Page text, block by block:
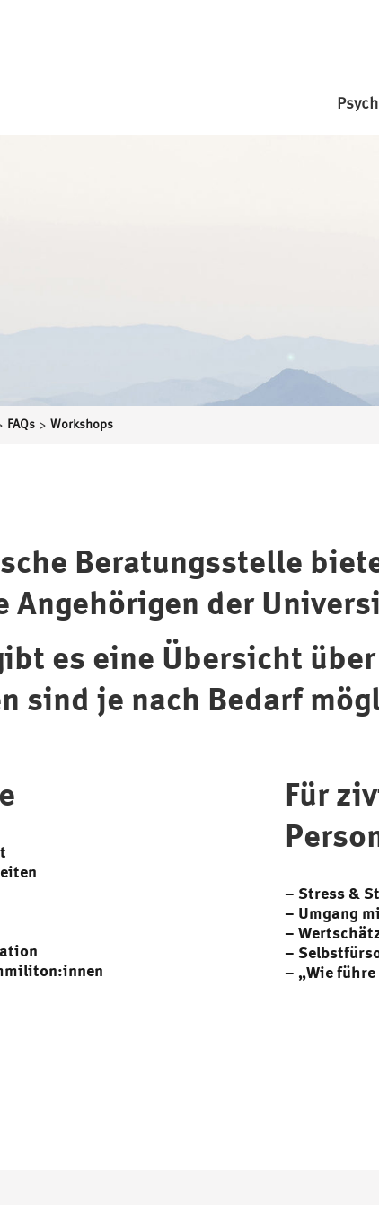
FAQs > Workshops
Beratungsstelle
Angehörigen der
es eine Übersicht
sind je nach Bedarf
Für
– Stress &
– Umgang
–
–
– „Wie